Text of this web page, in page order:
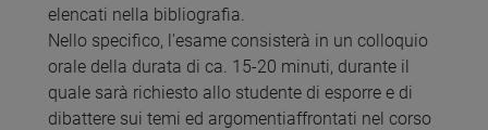
elencati nella bibliografia.
Nello specifico, l'esame consisterà in un colloquio
orale della durata di ca. 15-20 minuti, durante il
quale sarà richiesto allo studente di esporre e di
dibattere sui temi ed argomentiaffrontati nel corso